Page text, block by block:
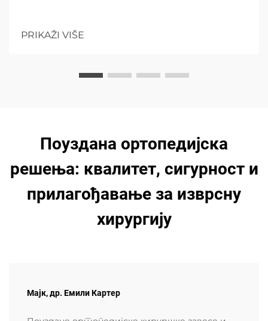
PRIKAŽI VIŠE
Поуздана ортопедијска
решења: квалитет, сигурност и
прилагођавање за изврсну
хирургију
Мајк, др. Емили Картер